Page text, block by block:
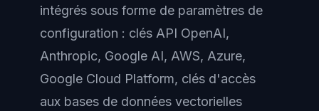
intégrés sous forme de paramètres de
configuration : clés API OpenAI,
Anthropic, Google AI, AWS, Azure,
Google Cloud Platform, clés d'accès
aux bases de données vectorielles